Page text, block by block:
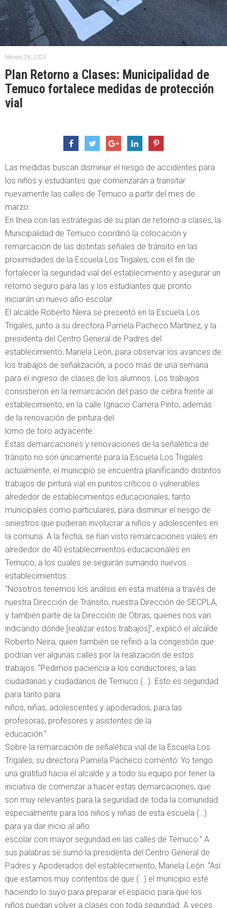
febrero 28, 2024
Plan Retorno a Clases: Municipalidad de
Temuco fortalece medidas de protección
vial
Las medidas buscan disminuir el riesgo de accidentes para
los niños y estudiantes que comenzarán a transitar
nuevamente las calles de Temuco a partir del mes de
marzo.
En línea con las estrategias de su plan de retorno a clases, la
Municipalidad de Temuco coordinó la colocación y
remarcación de las distintas señales de tránsito en las
proximidades de la Escuela Los Trigales, con el fin de
fortalecer la seguridad vial del establecimiento y asegurar un
retorno seguro para las y los estudiantes que pronto
iniciarán un nuevo año escolar.
El alcalde Roberto Neira se presentó en la Escuela Los
Trigales, junto a su directora Pamela Pacheco Martínez, y la
presidenta del Centro General de Padres del
establecimiento, Mariela León, para observar los avances de
los trabajos de señalización, a poco más de una semana
para el ingreso de clases de los alumnos. Los trabajos
consistieron en la remarcación del paso de cebra frente al
establecimiento, en la calle Ignacio Carrera Pinto, además
de la renovación de pintura del
lomo de toro adyacente.
Estas demarcaciones y renovaciones de la señalética de
tránsito no son únicamente para la Escuela Los Trigales:
actualmente, el municipio se encuentra planificando distintos
trabajos de pintura vial en puntos críticos o vulnerables
alrededor de establecimientos educacionales, tanto
municipales como particulares, para disminuir el riesgo de
siniestros que pudieran involucrar a niños y adolescentes en
la comuna. A la fecha, se han visto remarcaciones viales en
alrededor de 40 establecimientos educacionales en
Temuco, a los cuales se seguirán sumando nuevos
establecimientos.
“Nosotros tenemos los análisis en esta materia a través de
nuestra Dirección de Tránsito, nuestra Dirección de SECPLA,
y también parte de la Dirección de Obras, quienes nos van
indicando dónde [realizar estos trabajos]”, explicó el alcalde
Roberto Neira, quien también se refirió a la congestión que
podrían ver algunas calles por la realización de estos
trabajos: “Pedimos paciencia a los conductores, a las
ciudadanas y ciudadanos de Temuco (…). Esto es seguridad
para tanto para
niños, niñas, adolescentes y apoderados, para las
profesoras, profesores y asistentes de la
educación.”
Sobre la remarcación de señalética vial de la Escuela Los
Trigales, su directora Pamela Pacheco comentó: Yo tengo
una gratitud hacia el alcalde y a todo su equipo por tener la
iniciativa de comenzar a hacer estas demarcaciones, que
son muy relevantes para la seguridad de toda la comunidad
especialmente para los niños y niñas de esta escuela (…)
para ya dar inicio al año
escolar con mayor seguridad en las calles de Temuco.” A
sus palabras se sumó la presidenta del Centro General de
Padres y Apoderados del establecimiento, Mariela León: “Así
que estamos muy contentos de que (…) el municipio esté
haciendo lo suyo para preparar el espacio para que los
niños puedan volver a clases con toda seguridad. A veces